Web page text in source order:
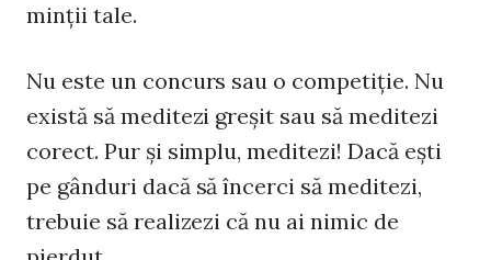
minţii tale.
Nu este un concurs sau o competiţie. Nu
există să meditezi greşit sau să meditezi
corect. Pur şi simplu, meditezi! Dacă eşti
pe gânduri dacă să încerci să meditezi,
trebuie să realizezi că nu ai nimic de